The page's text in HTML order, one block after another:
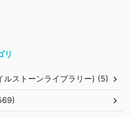
リ
ストーンライブラリー) (5)